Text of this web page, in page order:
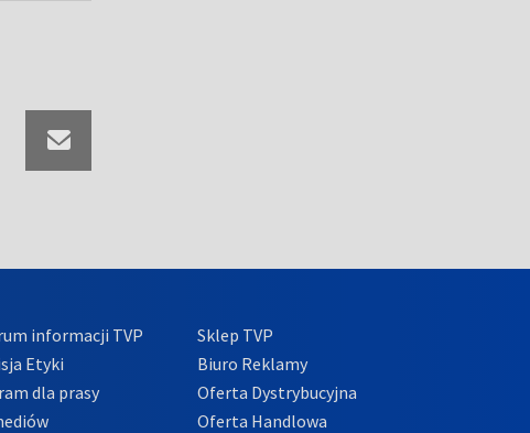
informacji TVP
Etyki
dla prasy
Sklep TVP
Biuro Reklamy
Oferta Dystrybucyjna
Oferta Handlowa